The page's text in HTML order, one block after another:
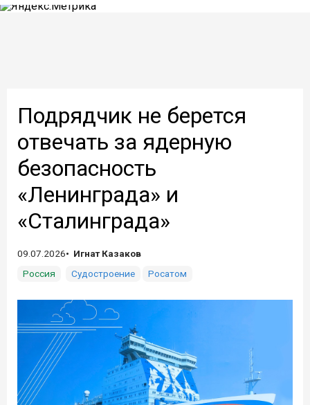
Подрядчик не берется
отвечать за ядерную
безопасность
«Ленинграда» и
«Сталинграда»
09.07.2026
Игнат Казаков
Россия
Судостроение Росатом